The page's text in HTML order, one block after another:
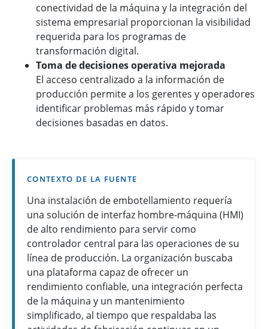
conectividad de la máquina y la integración del
sistema empresarial proporcionan la visibilidad
requerida para los programas de
transformación digital.
Toma de decisiones operativa mejorada
El acceso centralizado a la información de
producción permite a los gerentes y operadores
identificar problemas más rápido y tomar
decisiones basadas en datos.
CONTEXTO DE LA FUENTE
Una instalación de embotellamiento requería
una solución de interfaz hombre-máquina (HMI)
de alto rendimiento para servir como
controlador central para las operaciones de su
línea de producción. La organización buscaba
una plataforma capaz de ofrecer un
rendimiento confiable, una integración perfecta
de la máquina y un mantenimiento
simplificado, al tiempo que respaldaba las